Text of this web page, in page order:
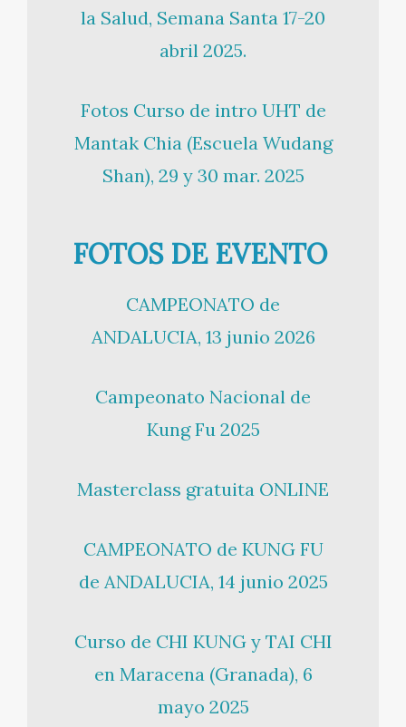
la Salud, Semana Santa 17-20
abril 2025.
Fotos Curso de intro UHT de
Mantak Chia (Escuela Wudang
Shan), 29 y 30 mar. 2025
FOTOS DE EVENTO
CAMPEONATO de
ANDALUCIA, 13 junio 2026
Campeonato Nacional de
Kung Fu 2025
Masterclass gratuita ONLINE
CAMPEONATO de KUNG FU
de ANDALUCIA, 14 junio 2025
Curso de CHI KUNG y TAI CHI
en Maracena (Granada), 6
mayo 2025